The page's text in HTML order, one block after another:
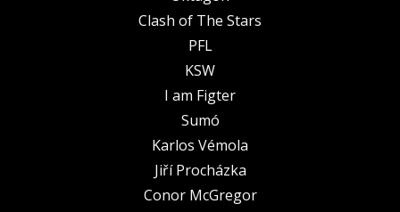
Clash of The Stars
PFL
KSW
I am Figter
Sumó
Karlos Vémola
Jiří Procházka
Conor McGregor